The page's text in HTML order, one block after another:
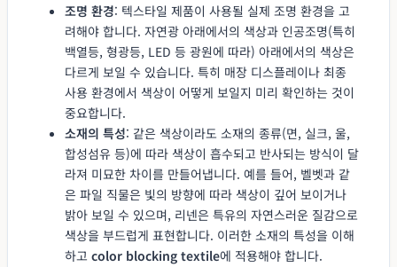
조명 환경: 텍스타일 제품이 사용될 실제 조명 환경을 고
려해야 합니다. 자연광 아래에서의 색상과 인공조명(특히
백열등, 형광등, LED 등 광원에 따라) 아래에서의 색상은
다르게 보일 수 있습니다. 특히 매장 디스플레이나 최종
사용 환경에서 색상이 어떻게 보일지 미리 확인하는 것이
중요합니다.
소재의 특성: 같은 색상이라도 소재의 종류(면, 실크, 울,
합성섬유 등)에 따라 색상이 흡수되고 반사되는 방식이 달
라져 미묘한 차이를 만들어냅니다. 예를 들어, 벨벳과 같
은 파일 직물은 빛의 방향에 따라 색상이 깊어 보이거나
밝아 보일 수 있으며, 리넨은 특유의 자연스러운 질감으로
색상을 부드럽게 표현합니다. 이러한 소재의 특성을 이해
하고 color blocking textile에 적용해야 합니다.